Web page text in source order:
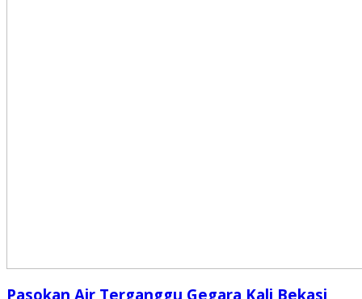
Pasokan Air Terganggu Gegara Kali Bekasi